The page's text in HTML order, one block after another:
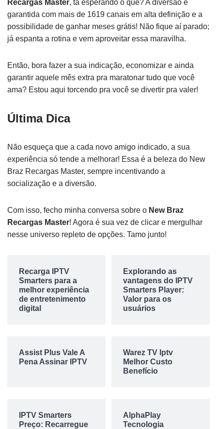
Recargas Master, tá esperando o quê? A diversão é
garantida com mais de 1619 canais em alta definição e a
possibilidade de ganhar meses grátis! Não fique aí parado;
já espanta a rotina e vem aproveitar essa maravilha.
Então, bora fazer a sua indicação, economizar e ainda
garantir aquele mês extra pra maratonar tudo que você
ama? Estou aqui torcendo pra você se divertir pra valer!
Última Dica
Não esqueça que a cada novo amigo indicado, a sua
experiência só tende a melhorar! Essa é a beleza do New
Braz Recargas Master, sempre incentivando a
socialização e a diversão.
Com isso, fecho minha conversa sobre o New Braz
Recargas Master! Agora é sua vez de clicar e mergulhar
nesse universo repleto de opções. Tamo junto!
Recarga IPTV
Smarters para a
melhor experiência
de entretenimento
digital
Explorando as
vantagens do IPTV
Smarters Player:
Valor para os
usuários
Assist Plus Vale A
Pena Assinar IPTV
Warez TV Iptv
Melhor Custo
Benefício
IPTV Smarters
Preço: Recarregue
AlphaPlay
Tecnologia